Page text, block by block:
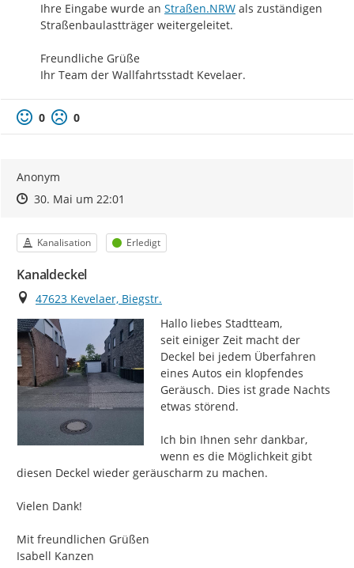
Ihre Eingabe wurde an http://
Straßen.NRW als zuständigen
Straßenbaulastträger weitergeleitet.
Freundliche Grüße
Ihr Team der Wallfahrtsstadt Kevelaer.
0 0
Anonym
Zeitpunkt des Erstellens
Zeitpunkt des Erstellens
30. Mai um 22:01
Kategorie
Kanalisation Status
Erledigt
Kanaldeckel
Ort
47623 Kevelaer, Biegstr.
Hallo liebes Stadtteam,
seit einiger Zeit macht der
Deckel bei jedem Überfahren
eines Autos ein klopfendes
Geräusch. Dies ist grade Nachts
etwas störend.
Ich bin Ihnen sehr dankbar,
wenn es die Möglichkeit gibt
diesen Deckel wieder geräuscharm zu machen.
Vielen Dank!
Mit freundlichen Grüßen
Isabell Kanzen